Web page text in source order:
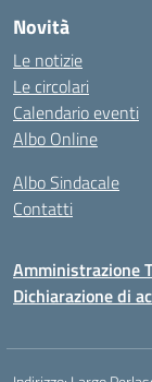
Novità
Le notizie
Le circolari
Calendario eventi
Albo Online
Albo Sindacale
Contatti
Amministrazione
Dichiarazione di